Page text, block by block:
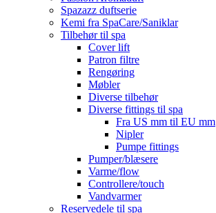
Spazazz duftserie
Kemi fra SpaCare/Saniklar
Tilbehør til spa
Cover lift
Patron filtre
Rengøring
Møbler
Diverse tilbehør
Diverse fittings til spa
Fra US mm til EU mm
Nipler
Pumpe fittings
Pumper/blæsere
Varme/flow
Controllere/touch
Vandvarmer
Reservedele til spa